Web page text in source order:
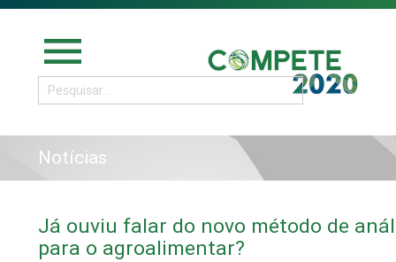
menu
Notícias
Já ouviu falar do novo método de
para o agroalimentar?